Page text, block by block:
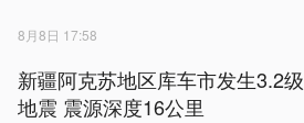
8月8日 17:58
新疆阿克苏地区库车市发生3.2级
地震 震源深度16公里